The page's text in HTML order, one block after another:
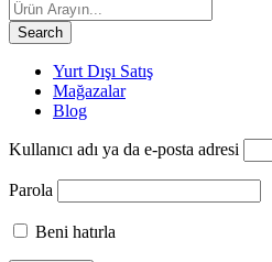
Yurt Dışı Satış
Mağazalar
Blog
Kullanıcı adı ya da e-posta adresi
Parola
Beni hatırla